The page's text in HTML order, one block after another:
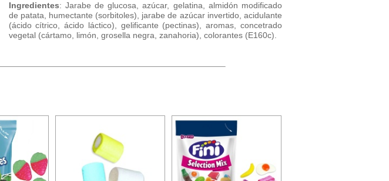
Ingredientes: Jarabe de glucosa, azúcar, gelatina, almidón modificado
de patata, humectante (sorbitoles), jarabe de azúcar invertido, acidulante
(ácido cítrico, ácido láctico), gelificante (pectinas), aromas, concetrado
vegetal (cártamo, limón, grosella negra, zanahoria), colorantes (E160c).